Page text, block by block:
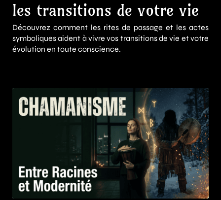
les transitions de votre vie
Découvrez comment les rites de passage et les actes
symboliques aident à vivre vos transitions de vie et votre
évolution en toute conscience.